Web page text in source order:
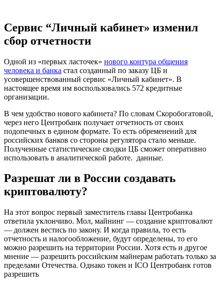
Сервис “Личный кабинет» изменил
сбор отчетности
Одной из «первых ласточек» нового контура общения
человека и банка стал созданный по заказу ЦБ и
усовершенствованный сервис «Личный кабинет». В
настоящее время им воспользовались 572 кредитные
организации.
В чем удобство нового кабинета? По словам Скоробогатовой,
через него Центробанк получает отчетность от своих
подопечных в едином формате. То есть обременений для
российских банков со стороны регулятора стало меньше.
Полученные статистические сводки ЦБ сможет оперативно
использовать в аналитической работе. данные.
Разрешат ли в России создавать
криптовалюту?
На этот вопрос первый заместитель главы Центробанка
ответила уклончиво. Мол, майнинг — создание криптовалют
— должен вестись по закону. И когда правила, то есть
отчетность и налогообложение, будут определены, то его
можно разрешить на территории России. Хотя есть и другое
мнение — разрешить российским майнерам работать только за
пределами Отечества. Однако токен и ICO Центробанк готов
разрешить